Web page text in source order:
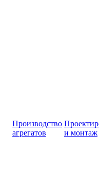
Производство
агрегатов
и монтаж